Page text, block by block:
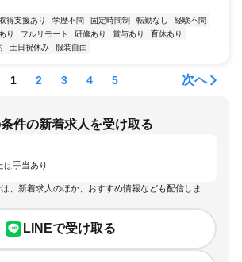
得支援あり 学歴不問 固定時間制 転勤なし
経験不問
り フルリモート 研修あり 賞与あり
育休あり
土日祝休み 服装自由
1 2 3 4 5 次へ
件の新着求人を受け取る
は手当あり
は、新着求人のほか、おすすめ情報なども配信しま
LINEで受け取る